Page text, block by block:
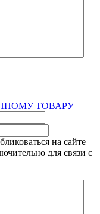
ТОВАРУ
на сайте
для связи с